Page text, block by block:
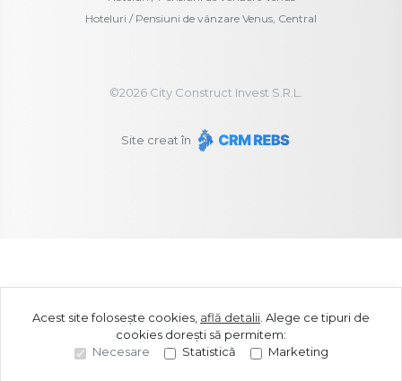
Hoteluri / Pensiuni de vânzare Venus, Central
©2026City Construct Invest S.R.L.
Site creat în
Acest site folosește cookies, află detalii Alege ce tipuri de
cookies dorești să permitem:
Necesare
Statistică Marketing